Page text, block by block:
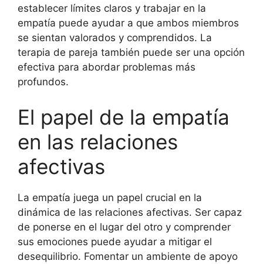
establecer límites claros y trabajar en la
empatía puede ayudar a que ambos miembros
se sientan valorados y comprendidos. La
terapia de pareja también puede ser una opción
efectiva para abordar problemas más
profundos.
El papel de la empatía
en las relaciones
afectivas
La empatía juega un papel crucial en la
dinámica de las relaciones afectivas. Ser capaz
de ponerse en el lugar del otro y comprender
sus emociones puede ayudar a mitigar el
desequilibrio. Fomentar un ambiente de apoyo